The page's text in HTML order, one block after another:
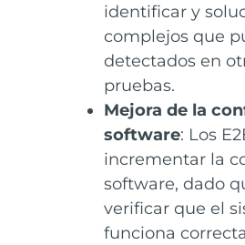
identificar y
complejos que
detectados en
pruebas.
Mejora de la
software: Los
incrementar la
software, dado
verificar que el
funciona